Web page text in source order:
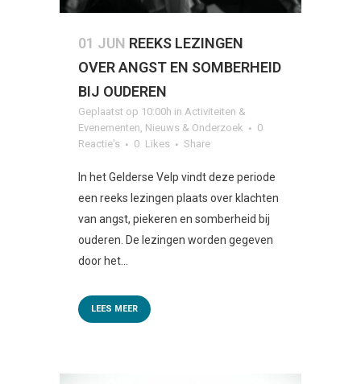
01 JUN REEKS LEZINGEN
OVER ANGST EN SOMBERHEID
BIJ OUDEREN
Geplaatst op 10:00h in Activiteiten &
Evenementen Nieuws & Onderzoek
0
Reactie's
0 Likes Share
In het Gelderse Velp vindt deze periode
een reeks lezingen plaats over klachten
van angst, piekeren en somberheid bij
ouderen. De lezingen worden gegeven
door het...
LEES MEER